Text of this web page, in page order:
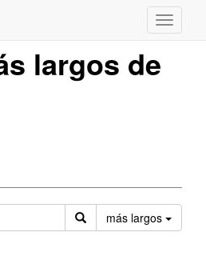
largos de
más largos